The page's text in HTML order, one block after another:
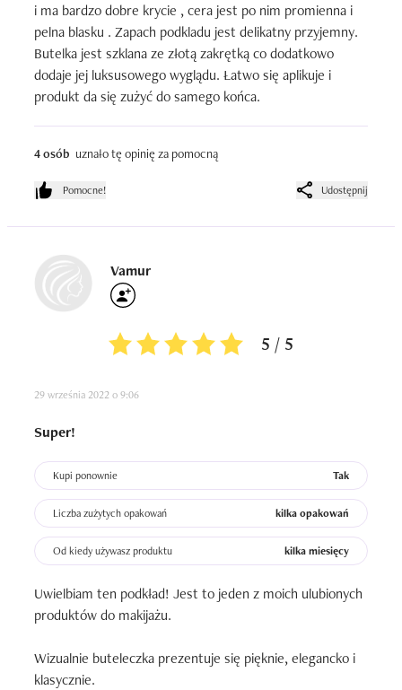
i ma bardzo dobre krycie , cera jest po nim promienna i
pelna blasku . Zapach podkladu jest delikatny przyjemny.
Butelka jest szklana ze złotą zakrętką co dodatkowo
dodaje jej luksusowego wyglądu. Łatwo się aplikuje i
produkt da się zużyć do samego końca.
4 osób uznało tę opinię za pomocną
Pomocne! Udostępnij
Vamur
5 / 5
29 września 2022 o 9:06
Super!
Kupi ponownie Tak
Liczba zużytych opakowań kilka opakowań
Od kiedy używasz produktu kilka miesięcy
Uwielbiam ten podkład! Jest to jeden z moich ulubionych
produktów do makijażu.
Wizualnie buteleczka prezentuje się pięknie, elegancko i
klasycznie.